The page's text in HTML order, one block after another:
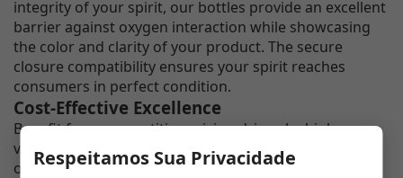
integrity of your spirit, our bottles provide an excellent
barrier against oxygen interaction while showcasing
the color and clarity of your product. The secure
closure compatibility ensures your spirit reaches
consumers in perfect condition.
Cost-Effective Excellence
Benefit from competitive pricing driven by high-
volume production efficiency without compromising
on quality. Our 750ml bottles offer exceptional value
Respeitamos Sua Privacidade